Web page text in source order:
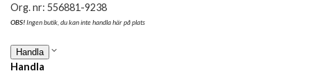
Org. nr: 556881-9238
OBS!Ingen butik, du kan inte handla här på plats
Handla
Handla